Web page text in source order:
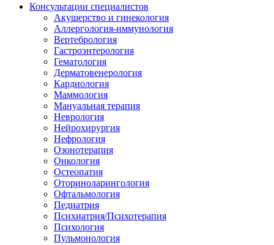
Консультации специалистов
Акушерство и гинекология
Аллергология-иммунология
Вертебрология
Гастроэнтерология
Гематология
Дерматовенерология
Кардиология
Маммология
Мануальная терапия
Неврология
Нейрохирургия
Нефрология
Озонотерапия
Онкология
Остеопатия
Оториноларингология
Офтальмология
Педиатрия
Психиатрия/Психотерапия
Психология
Пульмонология